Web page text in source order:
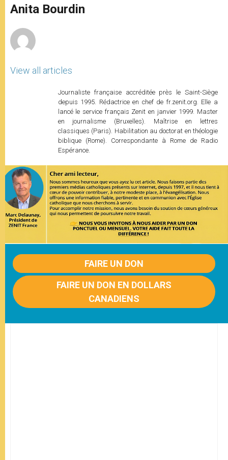
p
p
g
e
o
k
r
Anita Bourdin
View all articles
Journaliste française accréditée près le Saint-Siège
depuis 1995. Rédactrice en chef de fr.zenit.org. Elle a
lancé le service français Zenit en janvier 1999. Master
en journalisme (Bruxelles). Maîtrise en lettres
classiques (Paris). Habilitation au doctorat en théologie
biblique (Rome). Correspondante à Rome de Radio
Espérance.
FAIRE UN DON
FAIRE UN DON EN DOLLARS
CANADIENS